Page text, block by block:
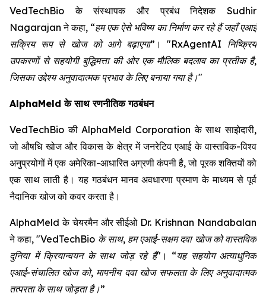
VedTechBio के संस्थापक और प्रबंध निदेशक Sudhir
Nagarajan ने कहा, “हम एक ऐसे भविष्य का निर्माण कर रहे हैं जहाँ एआई
सक्रिय रूप से खोज को आगे बढ़ाएगा” ।"RxAgentAI निष्क्रिय
उपकरणों से सहयोगी बुद्धिमत्ता की ओर एक मौलिक बदलाव का प्रतीक है,
जिसका उद्देश्य अनुवादात्मक प्रभाव के लिए बनाया गया है।"
AlphaMeld के साथ रणनीतिक गठबंधन
VedTechBio की AlphaMeld Corporation के साथ साझेदारी,
जो औषधि खोज और विकास के क्षेत्र में जनरेटिव एआई के वास्तविक-विश्व
अनुप्रयोगों में एक अमेरिका-आधारित अग्रणी कंपनी है, जो पूरक शक्तियों को
एक साथ लाती है। यह गठबंधन मानव अवधारणा प्रमाण के माध्यम से पूर्व
नैदानिक खोज को कवर करता है।
AlphaMeld के चेयरमैन और सीईओ Dr. Krishnan Nandabalan
ने कहा,"VedTechBio के साथ, हम एआई-सक्षम दवा खोज को वास्तविक
दुनिया में क्रियान्वयन के साथ जोड़ रहे हैं" । “यह सहयोग अत्याधुनिक
एआई-संचालित खोज को, मापनीय दवा खोज सफलता के लिए अनुवादात्मक
तत्परता के साथ जोड़ता है।”